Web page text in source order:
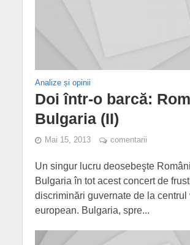
Analize și opinii
Doi într-o barcă:
Bulgaria (II)
Mai 15, 2013 comentarii
Un singur lucru deosebeşte
Bulgaria în tot acest concert de
discriminări guvernate de la centrul
european. Bulgaria, spre...